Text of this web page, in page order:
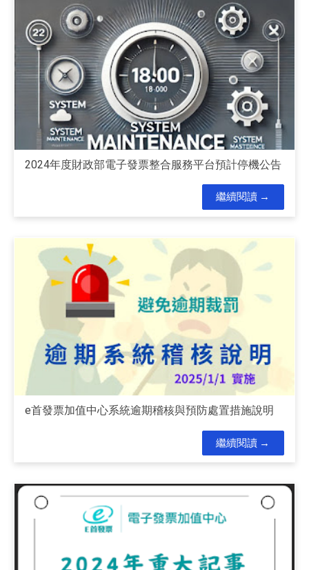
2024年度財政部電子發票整合服務平台預計停機公告
繼續閱讀
e首發票加值中心系統逾期稽核與預防處置措施說明
繼續閱讀